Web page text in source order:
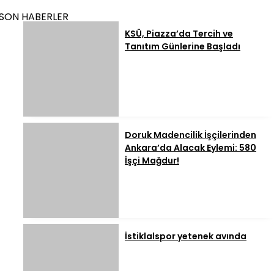
HABERLER
KSÜ, Piazza’da Tercih ve
Tanıtım Günlerine Başladı
Doruk Madencilik İşçilerinden
Ankara’da Alacak Eylemi: 580
İşçi Mağdur!
İstiklalspor yetenek avında